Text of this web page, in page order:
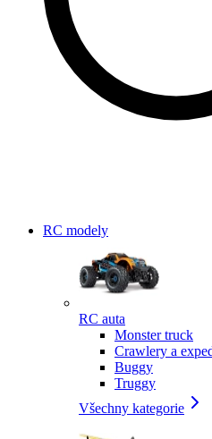
RC modely
RC auta
Monster truck
Crawlery a
Buggy
Truggy
Všechny kategorie